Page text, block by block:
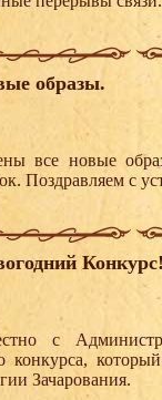
образы.
все новые
Поздравляем с
с
конкурса,
Зачарования.